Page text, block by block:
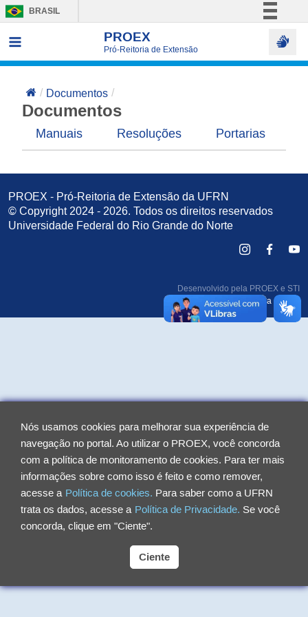
BRASIL
Comunica BR
Canais
PROEX
Pró-Reitoria de Extensão
Nós usamos cookies para melhorar sua experiência de
navegação no portal. Ao utilizar o PROEX, você concorda
com a política de monitoramento de cookies. Para ter mais
informações sobre como isso é feito e como remover,
acesse a Política de cookies. Para saber como a UFRN
trata os dados, acesse a Política de Privacidade. Se você
concorda, clique em "Ciente".
Ciente
Documentos
Documentos
Manuais Resoluções Portarias
PROEX - Pró-Reitoria de Extensão da UFRN
© Copyright 2024 - 2026. Todos os direitos reservados
Universidade Federal do Rio Grande do Norte
Desenvolvido pela PROEX e STI
Detalhes da equipe